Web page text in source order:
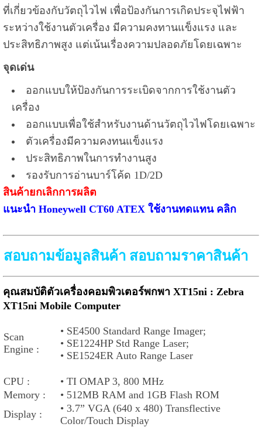
ที่เกี่ยวข้องกับวัตถุไวไฟ เพื่อป้องกันการเกิดประจุไฟฟ้า
ระหว่างใช้งานตัวเครื่อง มีความคงทานแข็งแรง และ
ประสิทธิภาพสูง แต่เน้นเรื่องความปลอดภัยโดยเฉพาะ
จุดเด่น
ออกแบบให้ป้องกันการระเบิดจากการใช้งานตัว
เครื่อง
ออกแบบเพื่อใช้สำหรับงานด้านวัตถุไวไฟโดยเฉพาะ
ตัวเครื่องมีความคงทนแข็งแรง
ประสิทธิภาพในการทำงานสูง
รองรับการอ่านบาร์โค้ด 1D/2D
สินค้ายกเลิกการผลิต
แนะนำ Honeywell CT60 ATEX ใช้งานทดแทน คลิก
สอบถามข้อมูลสินค้า สอบถามราคาสินค้า
คุณสมบัติตัวเครื่องคอมพิวเตอร์พกพา XT15ni : Zebra
XT15ni Mobile Computer
Scan
Engine :
• SE4500 Standard Range Imager;
• SE1224HP Std Range Laser;
• SE1524ER Auto Range Laser
CPU : • TI OMAP 3, 800 MHz
Memory :
• 512MB RAM and 1GB Flash ROM
Display :
• 3.7” VGA (640 x 480) Transflective
Color/Touch Display